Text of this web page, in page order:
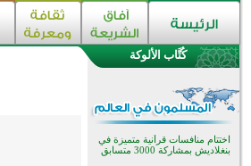
كُتَّاب الألوكة
اختتام الدورة التاسعة لمسابقة حفظ
تيسليتش تختتم برنامجا تعليميا لتعزيز
القيم وبناء الشخصية للشباب
المسلمين
اختتام منافسات قرآنية متميزة في
بنغلاديش بمشاركة 3000 متسابق